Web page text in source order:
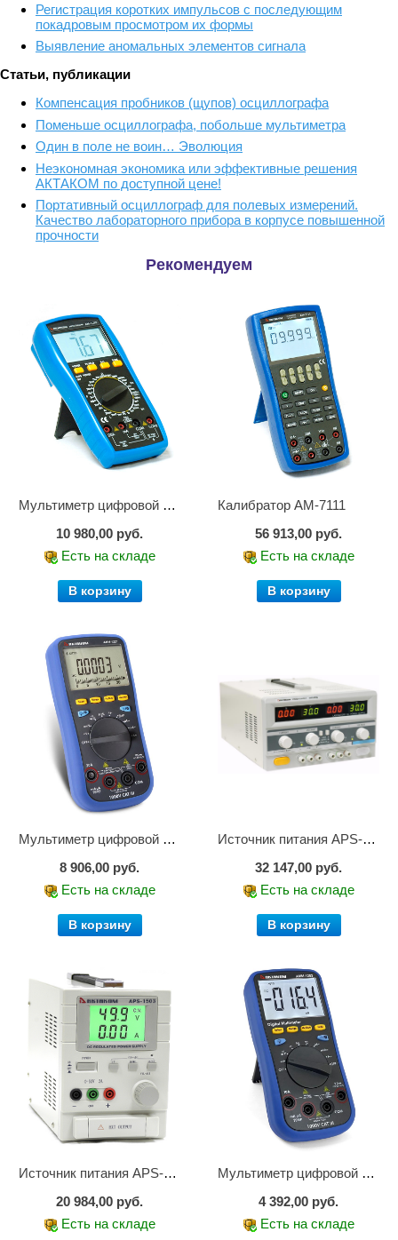
Регистрация коротких импульсов с последующим
покадровым просмотром их формы
Выявление аномальных элементов сигнала
Статьи, публикации
Компенсация пробников (щупов) осциллографа
Поменьше осциллографа, побольше мультиметра
Один в поле не воин… Эволюция
Неэкономная экономика или эффективные решения
АКТАКОМ по доступной цене!
Портативный осциллограф для полевых измерений.
Качество лабораторного прибора в корпусе повышенной
прочности
Рекомендуем
Мультиметр цифровой АМ-1083
10 980,00 руб.
Есть на складе
В корзину
Калибратор АМ-7111
56 913,00 руб.
Есть на складе
В корзину
Мультиметр цифровой АММ-1221
8 906,00 руб.
Есть на складе
В корзину
Источник питания APS-2236
32 147,00 руб.
Есть на складе
В корзину
Источник питания APS-1503
20 984,00 руб.
Есть на складе
Мультиметр цифровой АММ-1203
4 392,00 руб.
Есть на складе